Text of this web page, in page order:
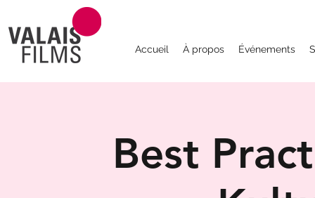
Accueil À propos Événements
Best